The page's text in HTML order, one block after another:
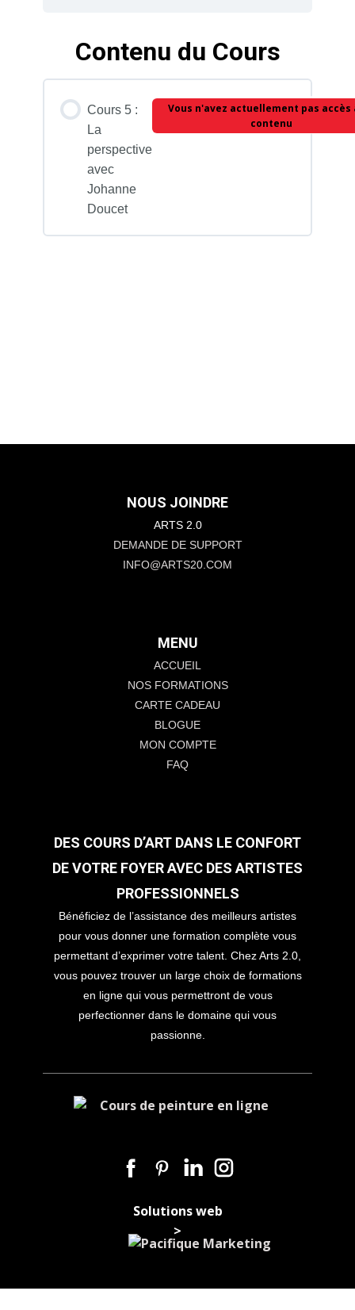
Contenu du Cours
Cours 5 :
La
perspective
avec
Johanne
Doucet
Vous n'avez actuellement pas accès
contenu
NOUS JOINDRE
ARTS 2.0
DEMANDE DE SUPPORT
INFO@ARTS20.COM
MENU
ACCUEIL
NOS FORMATIONS
CARTE CADEAU
BLOGUE
MON COMPTE
FAQ
DES COURS D’ART DANS LE CONFORT
DE VOTRE FOYER AVEC DES ARTISTES
PROFESSIONNELS
Bénéficiez de l’assistance des meilleurs artistes
pour vous donner une formation complète vous
permettant d’exprimer votre talent. Chez Arts 2.0,
vous pouvez trouver un large choix de formations
en ligne qui vous permettront de vous
perfectionner dans le domaine qui vous
passionne.
Solutions web
>